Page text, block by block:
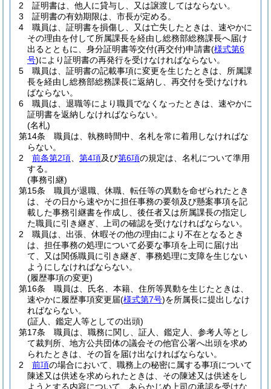
2
証明書は、他人に貸与し、又は譲渡してはならない。
3
証明書の有効期限は、市長が定める。
4
職員は、証明書を損傷し、又は亡失したときは、速やかに
その理由を付して所属課長を経由し総務部総務課長へ届け
出るとともに、身分証明書等交付(再交付)申請書(様式第6
号)により証明書の再発行を受けなければならない。
5
職員は、証明書の記載事項に変更を生じたときは、所属課
長を経由し総務部総務課長に返納し、再交付を受けなけれ
ばならない。
6
職員は、退職等により職員でなくなったときは、速やかに
証明書を返納しなければならない。
(名札)
第14条
職員は、執務時間中、名札を常に着用しなければな
らない。
2
前条第2項 第4項及び第6項の規定は、名札について準用
する。
(事務引継)
第15条
職員が退職、休職、転任等の異動を命ぜられたとき
は、その日から速やかに担任事務の要領及び懸案事項を記
載した事務引継書を作成し、後任者又は所属課長の指定し
た職員に引き継ぎ、上司の確認を受けなければならない。
2
職員は、出張、休暇その他の理由により不在となるとき
は、担任事務の処理について必要な事項を上司に届け出
て、又は関係職員に引き継ぎ、事務処理に支障を生じない
ようにしなければならない。
(履歴事項の変更)
第16条
職員は、氏名、本籍、住所等異動を生じたときは、
速やかに履歴事項変更届(様式第7号)を所属長に提出しなけ
ればならない。
(証人、鑑定人等としての出頭)
第17条
職員は、職務に関し、証人、鑑定人、参考人等とし
て裁判所、地方公共団体の議会その他官公署へ出頭を求め
られたときは、その旨を届け出なければならない。
2
前項の場合において、職務上の秘密に属する事項について
陳述又は供述を求められたときは、その陳述又は供述をし
ようとする内容について、あらかじめ上司の承認を受けな